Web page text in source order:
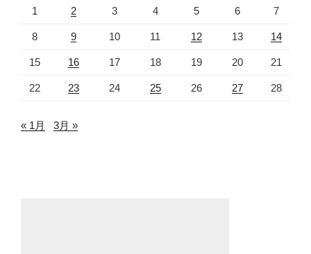
1 2 3 4 5 6 7
8 9 10 11 12 13 14
15 16 17 18 19 20 21
22 23 24 25 26 27 28
« 1月 3月 »